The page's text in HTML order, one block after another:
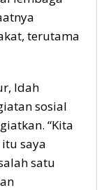
terutama
Idah
sosial
“Kita
saya
satu